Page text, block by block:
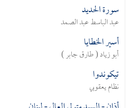
سورة الحديد
عبد الباسط عبد الصمد
أسير الخطايا
أبو زياد ( طارق جابر )
تيكوندوا
نظام يعقوبي